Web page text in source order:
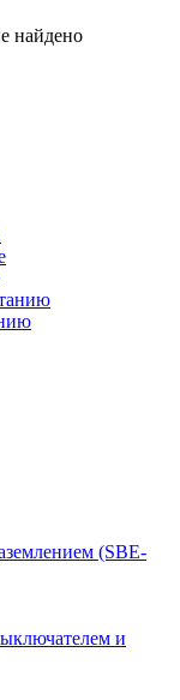
найдено
(SBE-
и